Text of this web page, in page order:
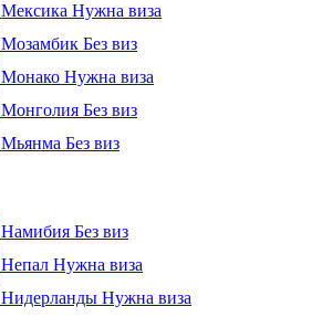
Мексика Нужна виза
Мозамбик Без виз
Монако Нужна виза
Монголия Без виз
Мьянма Без виз
Намибия Без виз
Непал Нужна виза
Нидерланды Нужна виза